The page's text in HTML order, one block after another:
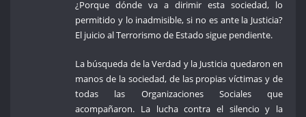
¿Porque dónde va a dirimir esta sociedad, lo
permitido y lo inadmisible, si no es ante la Justicia?
El juicio al Terrorismo de Estado sigue pendiente.
La búsqueda de la Verdad y la Justicia quedaron en
manos de la sociedad, de las propias víctimas y de
todas las Organizaciones Sociales que
acompañaron. La lucha contra el silencio y la